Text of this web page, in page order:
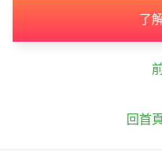
了
回首